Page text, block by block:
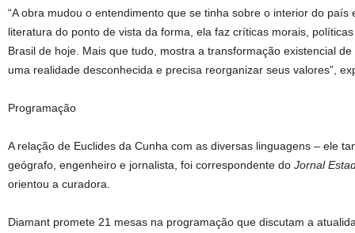
“A obra mudou o entendimento que se tinha sobre o interior do país
literatura do ponto de vista da forma, ela faz críticas morais,
Brasil de hoje. Mais que tudo, mostra a transformação existencial
uma realidade desconhecida e precisa reorganizar seus valores”,
Programação
A relação de Euclides da Cunha com as diversas linguagens – ele
geógrafo, engenheiro e jornalista, foi correspondente do Jornal
orientou a curadora.
Diamant promete 21 mesas na programação que discutam a